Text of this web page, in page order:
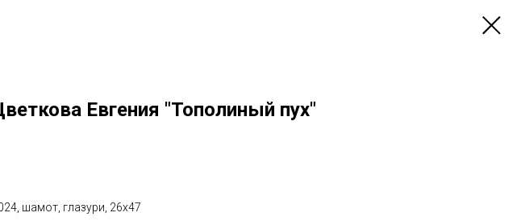
Евгения "Тополиный пух"
шамот, глазури, 26х47